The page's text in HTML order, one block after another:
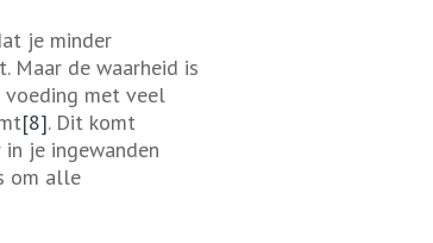
je minder
Maar de waarheid is
voeding met veel
[8]. Dit komt
je ingewanden
om alle